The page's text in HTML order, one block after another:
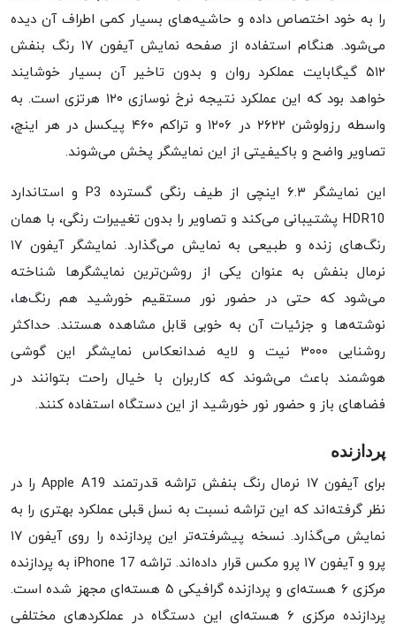
را به خود اختصاص داده و حاشیه‌های بسیار کمی اطراف آن دیده
می‌شود. هنگام استفاده از صفحه نمایش آیفون ۱۷ رنگ بنفش
۵۱۲ گیگابایت عملکرد روان و بدون تاخیر آن بسیار خوشایند
خواهد بود که این عملکرد نتیجه نرخ نوسازی ۱۲۰ هرتزی است. به
واسطه رزولوشن ۲۶۲۲ در ۱۲۰۶ و تراکم ۴۶۰ پیکسل در هر اینچ،
تصاویر واضح و با‌کیفیتی از این نمایشگر پخش می‌شوند.
این نمایشگر ۶.۳ اینچی از طیف رنگی گسترده P3 و استاندارد
HDR10 پشتیبانی می‌کند و تصاویر را بدون تغییرات رنگی، با همان
رنگ‌های زنده و طبیعی به نمایش می‌گذارد. نمایشگر آیفون ۱۷
نرمال بنفش به عنوان یکی از روشن‌ترین نمایشگرها شناخته
می‌شود که حتی در حضور نور مستقیم خورشید هم رنگ‌ها،
نوشته‌ها و جزئیات آن به خوبی قابل مشاهده هستند. حداکثر
روشنایی ۳۰۰۰ نیت و لایه ضد‌انعکاس نمایشگر این گوشی
هوشمند باعث می‌شوند که کاربران با خیال راحت بتوانند در
فضاهای باز و حضور نور خورشید از این دستگاه استفاده کنند.
پردازنده
برای آیفون ۱۷ نرمال رنگ بنفش تراشه قدرتمند Apple A19 را در
نظر گرفته‌اند که این تراشه نسبت به نسل قبلی عملکرد بهتری را به
نمایش می‌گذارد. نسخه پیشرفته‌تر این پردازنده را روی آیفون ۱۷
پرو و آیفون ۱۷ پرو مکس قرار داده‌اند. تراشه iPhone 17 به پردازنده
مرکزی ۶ هسته‌ای و پردازنده گرافیکی ۵ هسته‌ای مجهز شده است.
پردازنده مرکزی ۶ هسته‌ای این دستگاه در عملکردهای مختلفی